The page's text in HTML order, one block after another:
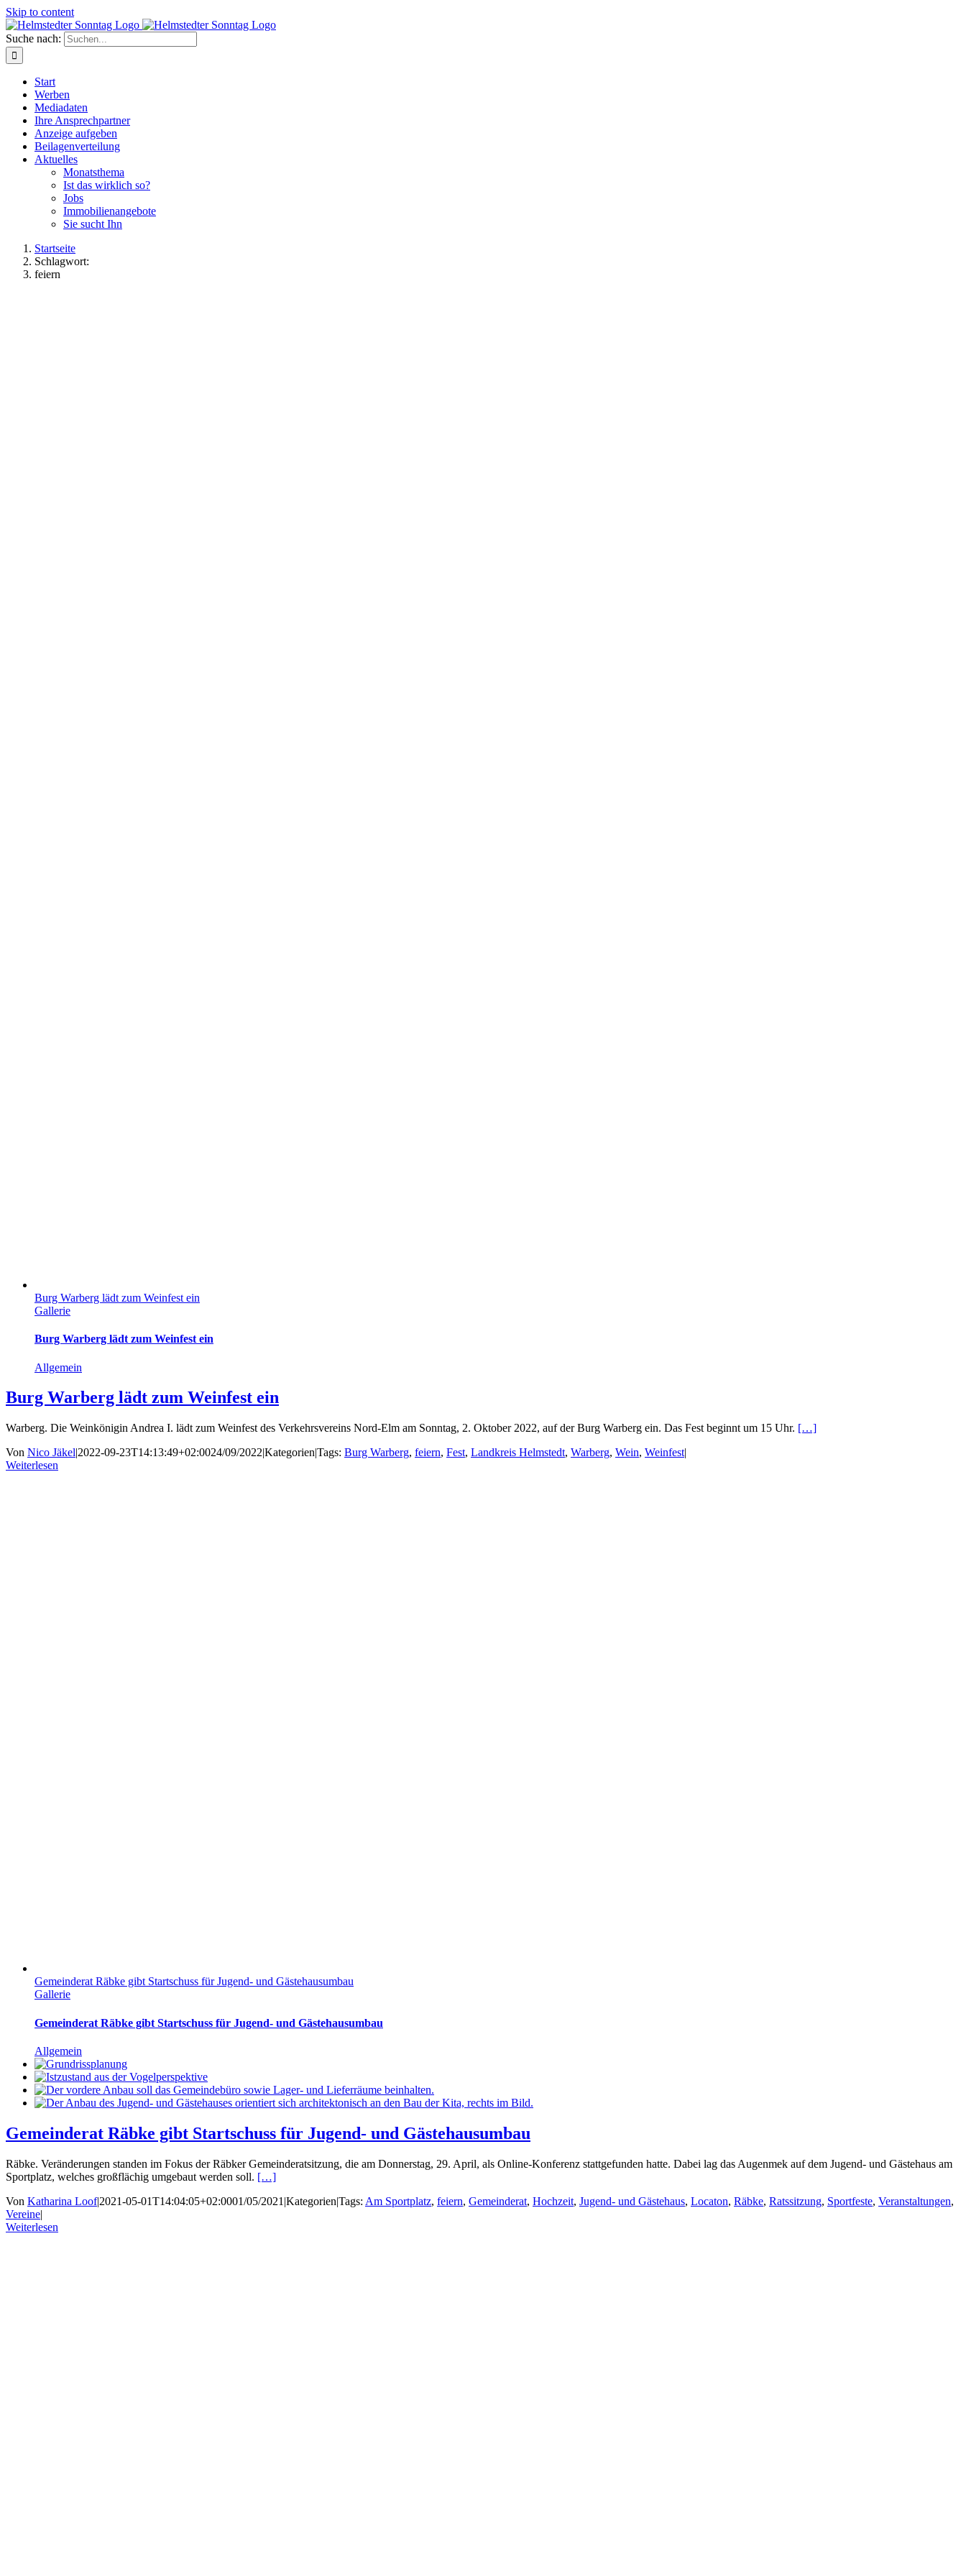
Skip to content
Suche nach:
Start
Werben
Mediadaten
Ihre Ansprechpartner
Anzeige aufgeben
Beilagenverteilung
Aktuelles
Monatsthema
Ist das wirklich so?
Jobs
Immobilienangebote
Sie sucht Ihn
Startseite
Schlagwort:
feiern
Burg Warberg lädt zum Weinfest ein
Gallerie
Burg Warberg lädt zum Weinfest ein
Allgemein
Burg Warberg lädt zum Weinfest ein
Warberg. Die Weinkönigin Andrea I. lädt zum Weinfest des Verkehrsvereins Nord-Elm am Sonntag, 2. Oktober 2022, auf der Burg Warberg ein. Das Fest beginnt um 15 Uhr. […]
Von Nico Jäkel|2022-09-23T14:13:49+02:0024/09/2022|Kategorien|Tags: Burg Warberg, feiern, Fest, Landkreis Helmstedt, Warberg, Wein, Weinfest|
Weiterlesen
Gemeinderat Räbke gibt Startschuss für Jugend- und Gästehausumbau
Gallerie
Gemeinderat Räbke gibt Startschuss für Jugend- und Gästehausumbau
Allgemein
Gemeinderat Räbke gibt Startschuss für Jugend- und Gästehausumbau
Räbke. Veränderungen standen im Fokus der Räbker Gemeinderatsitzung, die am Donnerstag, 29. April, als Online-Konferenz stattgefunden hatte. Dabei lag das Augenmek auf dem Jugend- und Gästehaus am
Sportplatz, welches großflächig umgebaut werden soll. […]
Von Katharina Loof|2021-05-01T14:04:05+02:0001/05/2021 |Kategorien|Tags: Am Sportplatz, feiern, Gemeinderat, Hochzeit, Jugend- und Gästehaus, Locaton, Räbke, Ratssitzung, Sportfeste, Veranstaltungen,
Vereine|
Weiterlesen